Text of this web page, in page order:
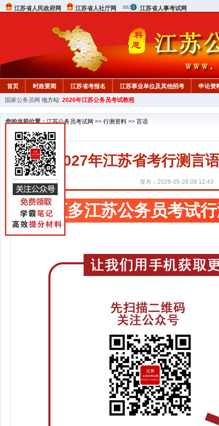
江苏省人民政府网 江苏省人社厅网 江苏省人事考试网
首页 时政要闻 江苏省考报名 江苏事业单位及其他招考
申论资
国家公务员网 地方站: 2026年江苏公务员考试教程
您的当前位置：江苏公务员考试网 >> 行测资料 >> 言语
2027年江苏省考行测言
发布：2026-05-28 09:12:43
更多江苏公务员考试